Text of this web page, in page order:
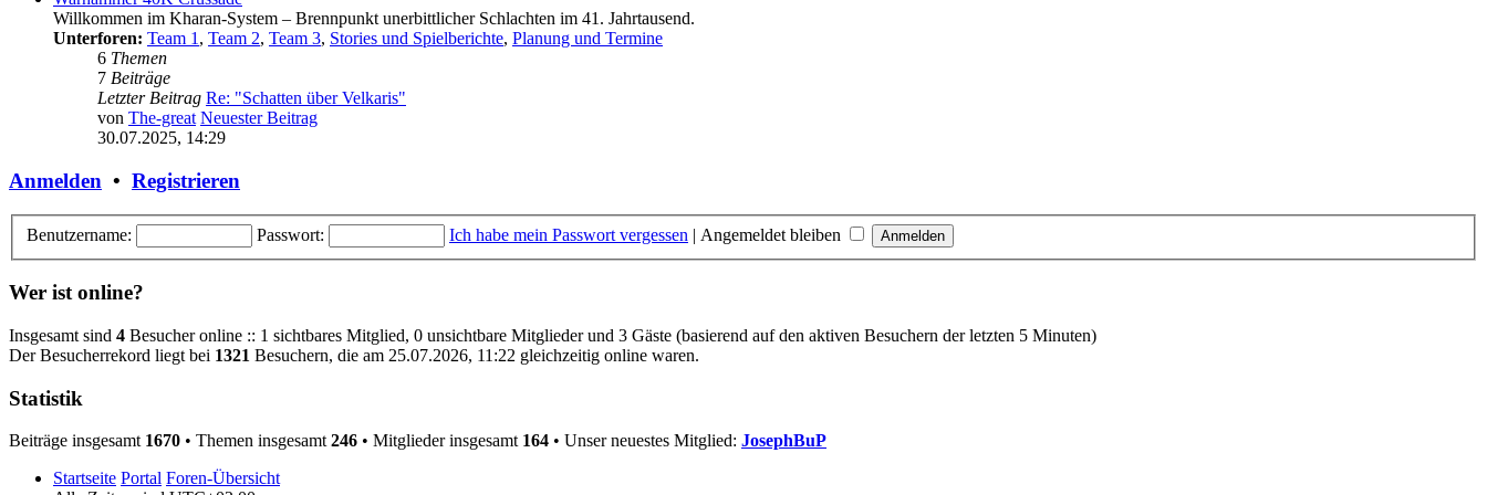
Willkommen im Kharan-System – Brennpunkt unerbittlicher Schlachten im 41. Jahrtausend.
Unterforen: Team 1, Team 2, Team 3, Stories und Spielberichte, Planung und Termine
6 Themen
7 Beiträge
Letzter Beitrag Re: "Schatten über Velkaris"
von The-great Neuester Beitrag
30.07.2025, 14:29
Anmelden • Registrieren
Benutzername: Passwort: Ich habe mein Passwort vergessen | Angemeldet bleiben
Wer ist online?
Insgesamt sind 4 Besucher online :: 1 sichtbares Mitglied, 0 unsichtbare Mitglieder und 3 Gäste (basierend auf den aktiven Besuchern der letzten 5 Minuten)
Der Besucherrekord liegt bei 1321 Besuchern, die am 25.07.2026, 11:22 gleichzeitig online waren.
Statistik
Beiträge insgesamt 1670 • Themen insgesamt 246 • Mitglieder insgesamt 164 • Unser neuestes Mitglied: JosephBuP
Startseite Portal Foren-Übersicht